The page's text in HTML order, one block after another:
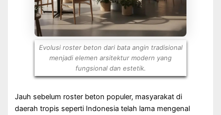
Evolusi roster beton dari bata angin tradisional
menjadi elemen arsitektur modern yang
fungsional dan estetik.
Jauh sebelum roster beton populer, masyarakat di
daerah tropis seperti Indonesia telah lama mengenal